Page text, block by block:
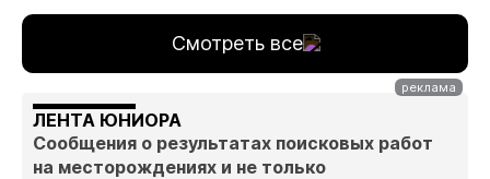
Смотреть все
ЛЕНТА ЮНИОРА
Сообщения о результатах поисковых работ
на месторождениях и не только